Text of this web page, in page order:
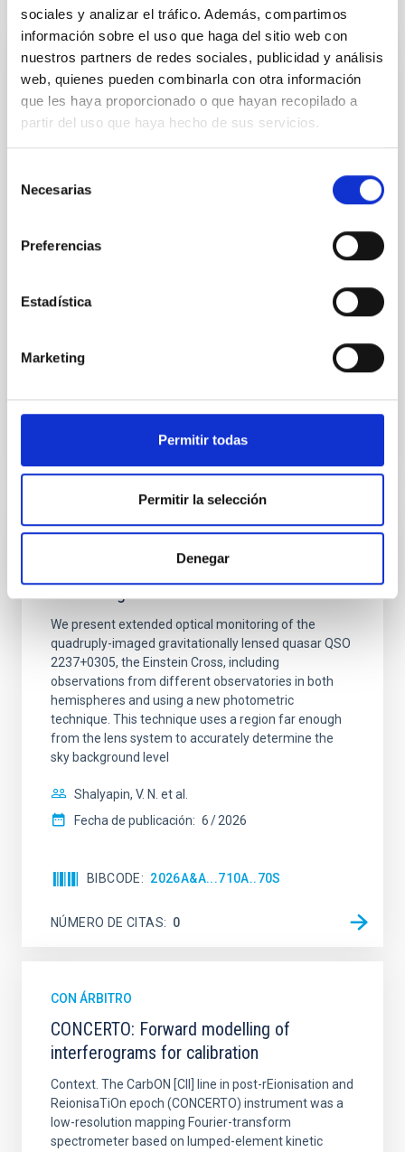
sociales y analizar el tráfico. Además, compartimos
información sobre el uso que haga del sitio web con
nuestros partners de redes sociales, publicidad y análisis
web, quienes pueden combinarla con otra información
que les haya proporcionado o que hayan recopilado a
partir del uso que haya hecho de sus servicios.
Necesarias
Preferencias
Estadística
Marketing
Permitir todas
Permitir la selección
Denegar
Te puede interesar
CON ÁRBITRO
The impact of star formation histories on
the inner dark matter density slopes of
galaxies
Aims. We aim to investigate the connection between
particular, we tested whether the burstiness and
temporal distribution of star formation influence the
Methods. We homogeneously analysed
Fecha de publicación:
BIBCODE 2026A&A...710A..95S
CON ÁRBITRO
Joining forces: 30 years of optical
monitoring of the Einstein Cross
We present extended optical monitoring of the
quadruply-imaged gravitationally lensed quasar QSO
2237+0305, the Einstein Cross, including
observations from different observatories in both
hemispheres and using a new photometric
technique. This technique uses a region far enough
from the lens system to accurately determine the
sky background level
Shalyapin, V. N. et al.
Fecha de publicación: 6 2026
BIBCODE 2026A&A...710A..70S
NÚMERO DE CITAS 0
CON ÁRBITRO
CONCERTO: Forward modelling of
interferograms for calibration
Context. The CarbON [CII] line in post-rEionisation and
ReionisaTiOn epoch (CONCERTO) instrument was a
low-resolution mapping Fourier-transform
spectrometer based on lumped-element kinetic